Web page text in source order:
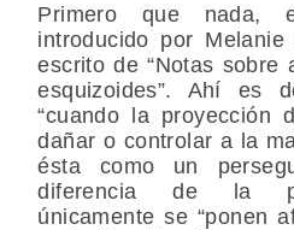
Primero que nada,
introducido por
escrito de “Notas sobre
esquizoides”. Ahí es
“cuando la proyección
dañar o controlar a la
ésta como un
diferencia de la
únicamente se “ponen